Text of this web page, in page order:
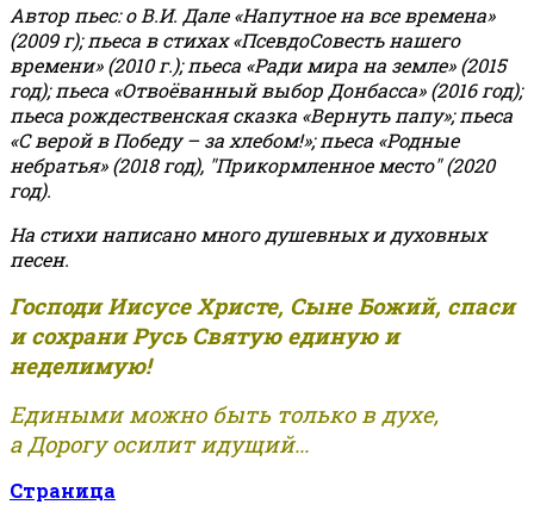
Автор пьес: о В.И. Дале «Напутное на все времена»
(2009 г); пьеса в стихах «ПсевдоСовесть нашего
времени» (2010 г.); пьеса «Ради мира на земле» (2015
год); пьеса «Отвоёванный выбор Донбасса» (2016 год);
пьеса рождественская сказка «Вернуть папу»; пьеса
«С верой в Победу – за хлебом!»;пьеса «Родные
небратья» (2018 год), "Прикормленное место" (2020
год).
На стихи написано много душевных и духовных
песен.
Господи Иисусе Христе, Сыне Божий, спаси
и сохрани Русь Святую единую и
неделимую!
Едиными можно быть только в духе,
а Дорогу осилит идущий...
Страница